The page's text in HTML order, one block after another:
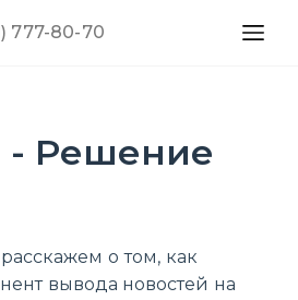
777-80-70
- Решение
о том, как
вывода новостей на